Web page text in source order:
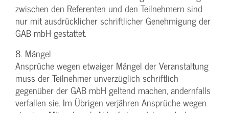
zwischen den Referenten und den Teilnehmern sind
nur mit ausdrücklicher schriftlicher Genehmigung der
GAB mbH gestattet.
8. Mängel
Ansprüche wegen etwaiger Mängel der Veranstaltung
muss der Teilnehmer unverzüglich schriftlich
gegenüber der GAB mbH geltend machen, andernfalls
verfallen sie. Im Übrigen verjähren Ansprüche wegen